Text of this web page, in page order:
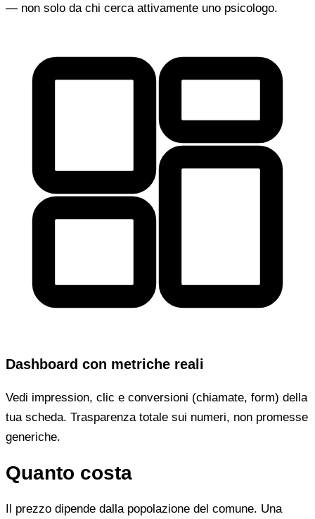
— non solo da chi cerca attivamente uno psicologo.
Dashboard con metriche reali
Vedi impression, clic e conversioni (chiamate, form) della
tua scheda. Trasparenza totale sui numeri, non promesse
generiche.
Quanto costa
Il prezzo dipende dalla popolazione del comune. Una